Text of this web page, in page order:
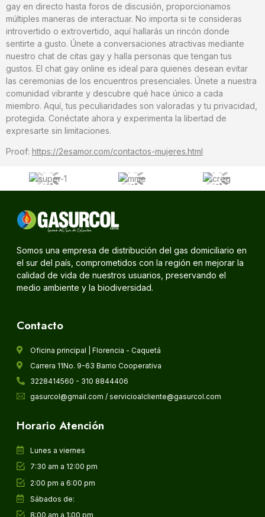
gay en directo hasta foros de discusión, proporcionamos
múltiples maneras de interactuar. No importa si te consideras
introvertido o extrovertido, aquí hallarás un rincón donde
sentirte a gusto. Únete a conversaciones atractivas mediante
nuestro chat de citas gay y halla personas que tengan tus
gustos. El chat gay online es ideal para quienes desean evitar
las ceremonias de los encuentros presenciales. Únete a nuestra
comunidad vibrante y descubre qué hace único a cada
miembro. Aquí, tus peculiaridades son valoradas y tu privacidad,
protegida. Conéctate ahora y experimenta la libertad de
expresarte sin limitaciones.
Proof: https://2esamor.com/contactos-mujeres.html
Somos una empresa de distribución del gas domiciliario en
el sur del país, comprometidos con la región en mejorar la
calidad de vida de nuestros usuarios, preservando el
medio ambiente y la biodiversidad.
Contacto
Oficina principal | Florencia - Caquetá
Carrera 11No. 9-63 Barrio Cooperativa
3228414560 - 310 8844406
gasurcol@gmail.com / servicioalcliente@gasurcol.com
Horario Atención
Lunes a viernes
7:30 am a 12:00 pm
2:00 pm a 6:00 pm
Sábados de:
8:00 am a 1:00 pm